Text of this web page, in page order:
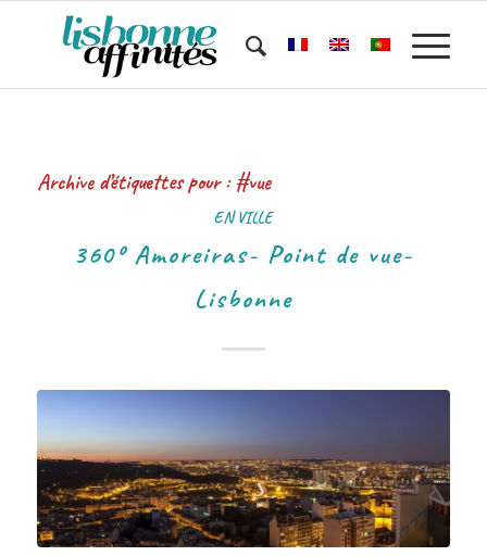
Archive d’étiquettes pour :#vue
EN VILLE
360º Amoreiras- Point de vue-
Lisbonne